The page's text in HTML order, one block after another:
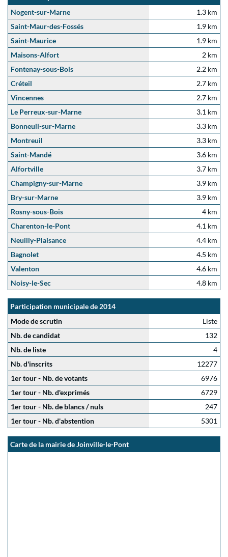
Nogent-sur-Marne
1.3 km
Saint-Maur-des-Fossés
1.9 km
Saint-Maurice
1.9 km
Maisons-Alfort
2 km
Fontenay-sous-Bois
2.2 km
Créteil
2.7 km
Vincennes
2.7 km
Le Perreux-sur-Marne
3.1 km
Bonneuil-sur-Marne
3.3 km
Montreuil
3.3 km
Saint-Mandé
3.6 km
Alfortville
3.7 km
Champigny-sur-Marne
3.9 km
Bry-sur-Marne
3.9 km
Rosny-sous-Bois
4 km
Charenton-le-Pont
4.1 km
Neuilly-Plaisance
4.4 km
Bagnolet
4.5 km
Valenton
4.6 km
Noisy-le-Sec
4.8 km
Participation municipale de 2014
Mode de scrutin
Liste
Nb. de candidat
132
Nb. de liste
4
Nb. d'inscrits
12277
1er tour - Nb. de votants
6976
1er tour - Nb. d'exprimés
6729
1er tour - Nb. de blancs / nuls
247
1er tour - Nb. d'abstention
5301
Carte de la mairie de Joinville-le-Pont